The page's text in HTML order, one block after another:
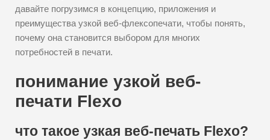
давайте погрузимся в концепцию, приложения и
преимущества узкой веб-флексопечати, чтобы понять,
почему она становится выбором для многих
потребностей в печати.
понимание узкой веб-
печати Flexo
что такое узкая веб-печать Flexo?